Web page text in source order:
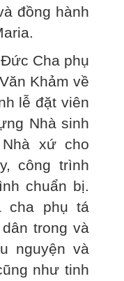
đồng hành
Cha phụ
Khảm về
lễ đặt viên
Nhà sinh
xứ cho
công trình
chuẩn bị.
cha phụ tá
trong và
nguyện và
như tinh